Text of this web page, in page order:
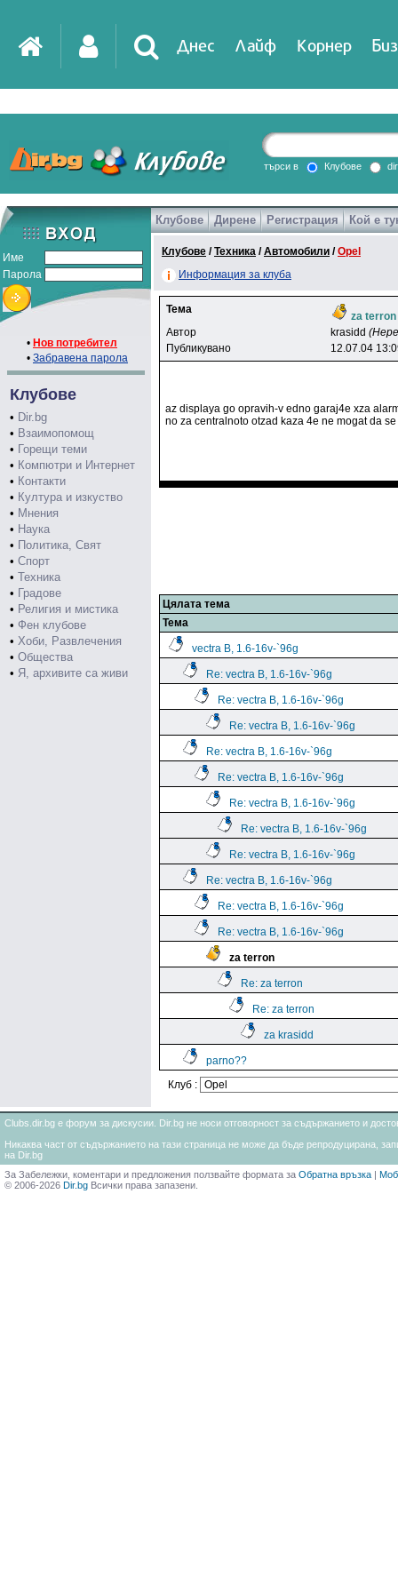
Днес Лайф Корнер
DirTV Impressio
Games
търси в Клубове
Име
Парола
• Нов потребител
• Забравена парола
Клубове
• Dir.bg
• Взаимопомощ
• Горещи теми
• Компютри и Интернет
• Контакти
• Култура и изкуство
• Мнения
• Наука
• Политика, Свят
• Спорт
• Техника
• Градове
• Религия и мистика
• Фен клубове
• Хоби, Развлечения
• Общества
• Я, архивите са живи
Клубове Дирене Регистрация Кой е
Клубове /Техника /Автомобили /Opel
Информация за клуба
Тема
za terron
Автор
krasidd
Публикувано
12.07.04
az displaya go opravih-v edno garaj4e xza
no za centralnoto otzad kaza 4e ne mogat da
Цялата тема
Тема
vectra B, 1.6-16v-`96g
Re: vectra B, 1.6-16v-`96g
Re: vectra B, 1.6-16v-`96g
Re: vectra B, 1.6-16v-`96g
Re: vectra B, 1.6-16v-`96g
Re: vectra B, 1.6-16v-`96g
Re: vectra B, 1.6-16v-`96g
Re: vectra B, 1.6-16v-`96g
Re: vectra B, 1.6-16v-`96g
Re: vectra B, 1.6-16v-`96g
Re: vectra B, 1.6-16v-`96g
Re: vectra B, 1.6-16v-`96g
za terron
Re: za terron
Re: za terron
za krasidd
parno??
Клуб :
Clubs.dir.bg е форум за дискусии. Dir.bg не носи отговорност за съдържанието и
Никаква част от съдържанието на тази страница не може да бъде репродуцирана,
на Dir.bg
За Забележки, коментари и предложения ползвайте формата за Обратна връзка |
© 2006-2026 Dir.bg Всички права запазени.